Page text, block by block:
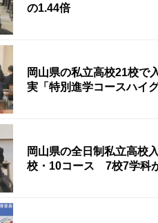
の1.44倍
岡山県の私立高校21校
実「特別進学コースハイ
岡山県の全日制私立高
校・10コース 7校7学科